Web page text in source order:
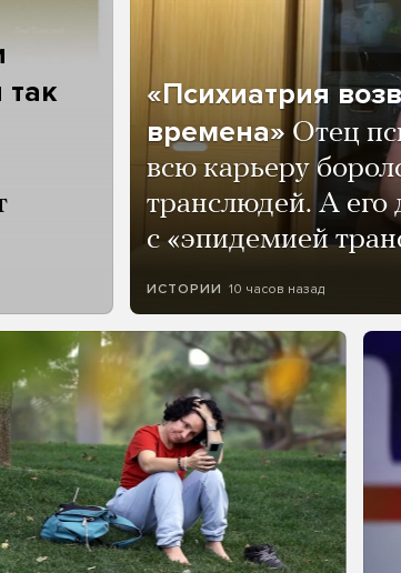
«Психиатрия
времена» Отец
всю карьеру
транслюдей. А его
с «эпидемией
ИСТОРИИ 10 часов назад